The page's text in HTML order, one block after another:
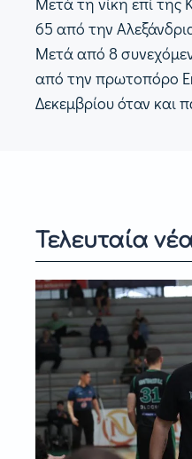
65 από την
Μετά από 8
από την πρωτοπόρο
Δεκεμβρίου όταν και
Τελευταία